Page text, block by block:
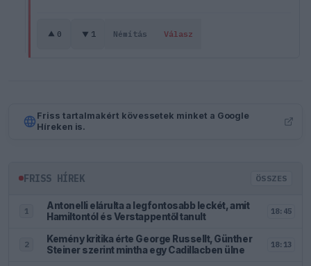
0 1 Némítás Válasz
Friss tartalmakért kövessetek minket a Google
Híreken is.
FRISS HÍREK ÖSSZES
1
Antonelli elárulta a legfontosabb leckét, amit
Hamiltontól és Verstappentől tanult
18:45
2
Kemény kritika érte George Russellt, Günther
Steiner szerint mintha egy Cadillacben ülne
18:13